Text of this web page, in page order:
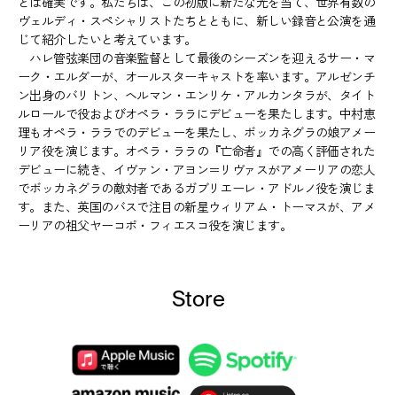
ヴェルディ・スペシャリストたちとともに、新しい録音と公演を通
じて紹介したいと考えています。
ハレ管弦楽団の音楽監督として最後のシーズンを迎えるサー・マ
ーク・エルダーが、オールスターキャストを率います。アルゼンチ
ン出身のバリトン、ヘルマン・エンリケ・アルカンタラが、タイト
ルロールで役およびオペラ・ララにデビューを果たします。中村恵
理もオペラ・ララでのデビューを果たし、ボッカネグラの娘アメー
リア役を演じます。オペラ・ララの『亡命者』での高く評価された
デビューに続き、イヴァン・アヨン＝リヴァスがアメーリアの恋人
でボッカネグラの敵対者であるガブリエーレ・アドルノ役を演じま
す。また、英国のバスで注目の新星ウィリアム・トーマスが、アメ
ーリアの祖父ヤーコポ・フィエスコ役を演じます。
Store